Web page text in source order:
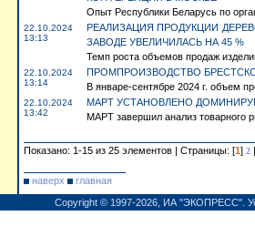
Опыт Республики Беларусь по
22.10.2024
13:13
РЕАЛИЗАЦИЯ ПРОДУКЦИИ
ЗАВОДЕ УВЕЛИЧИЛАСЬ НА 45 %
Темп роста объемов продаж
22.10.2024
13:14
ПРОМПРОИЗВОДСТВО
В январе-сентябре 2024 г. объем
22.10.2024
13:42
МАРТ УСТАНОВЛЕНО
МАРТ завершил анализ товарного
Показано: 1-15 из 25 элементов | Страницы: [1] 2 |
наверх
главная
Copyright © 1997-2026, ИА "ЭКОПРЕСС".